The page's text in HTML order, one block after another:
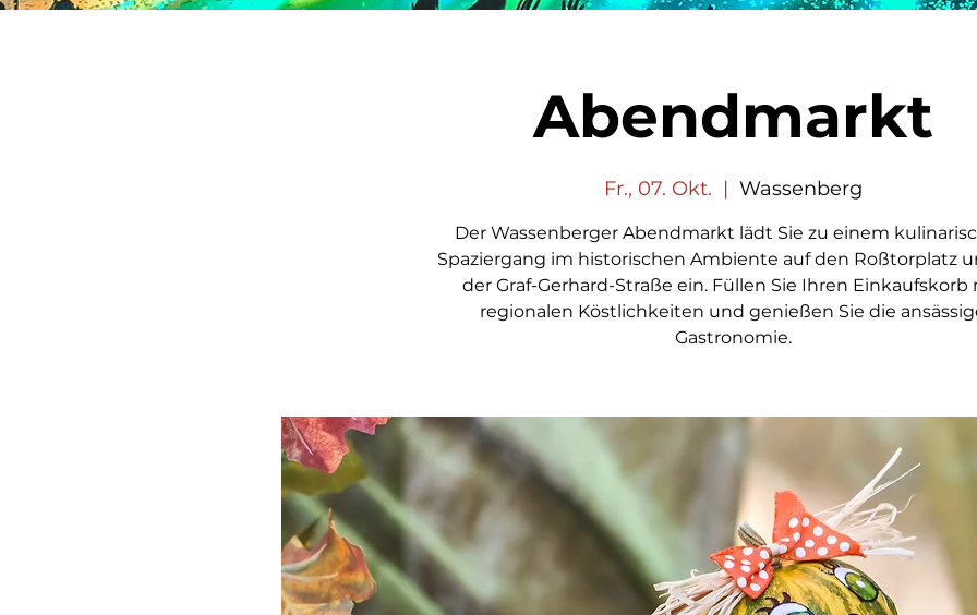
Abendmarkt
Fr., 07. Okt.
  |
Wassenberg
Der Wassenberger Abendmarkt lädt Sie zu einem
Spaziergang im historischen Ambiente auf den Roßtorplatz
der Graf-Gerhard-Straße ein. Füllen Sie Ihren Einkaufskorb
regionalen Köstlichkeiten und genießen Sie die
Gastronomie.